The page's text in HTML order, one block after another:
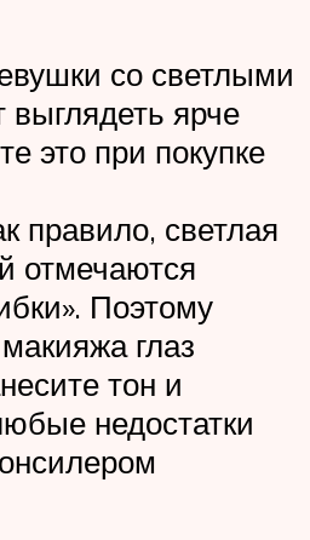
со светлыми
выглядеть ярче
это при покупке
правило, светлая
отмечаются
Поэтому
глаз
тон и
недостатки